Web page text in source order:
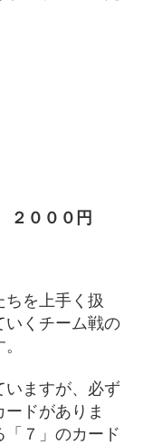
０００円
ちを上手く扱
いくチーム戦の
いますが、必ず
ドがありま
７」のカード